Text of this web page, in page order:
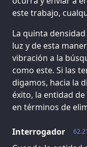
este trabajo,
La quinta
luz y de esta
vibración a la
como este. Si las
digamos, hacia la
éxito, la entidad
en términos de
Interrogador